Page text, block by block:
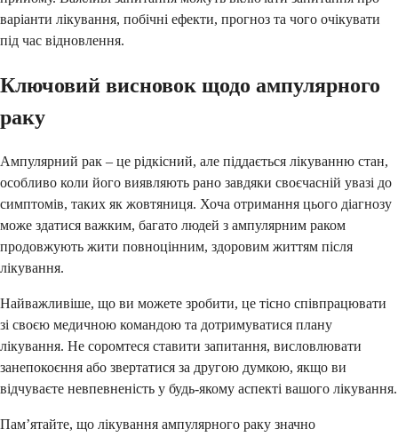
варіанти лікування, побічні ефекти, прогноз та чого очікувати
під час відновлення.
Ключовий висновок щодо ампулярного
раку
Ампулярний рак – це рідкісний, але піддається лікуванню стан,
особливо коли його виявляють рано завдяки своєчасній увазі до
симптомів, таких як жовтяниця. Хоча отримання цього діагнозу
може здатися важким, багато людей з ампулярним раком
продовжують жити повноцінним, здоровим життям після
лікування.
Найважливіше, що ви можете зробити, це тісно співпрацювати
зі своєю медичною командою та дотримуватися плану
лікування. Не соромтеся ставити запитання, висловлювати
занепокоєння або звертатися за другою думкою, якщо ви
відчуваєте невпевненість у будь-якому аспекті вашого лікування.
Пам’ятайте, що лікування ампулярного раку значно